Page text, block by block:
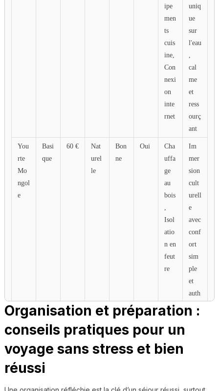
ipe
men
ts
cuis
ine,
Con
nexi
on
inte
rnet
uniq
ue
sur
l'eau
cal
me
et
ress
ourç
ant
You
rte
Mo
ngol
e
Basi
que
60 €
Nat
urel
le
Bon
ne
Oui
Cha
uffa
ge
au
bois
Isol
atio
n en
feut
re
Im
mer
sion
cult
urell
e
avec
conf
ort
sim
ple
et
auth
cité
Tin
y
se
Mo
yen
95 €
Rec
yclé
Exc
elle
Oui
Mo
bilit
Organisation et préparation :
conseils pratiques pour un
voyage sans stress et bien
réussi